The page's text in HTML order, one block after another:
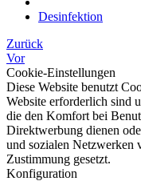
Desinfektion
Zurück
Vor
Cookie-Einstellungen
Diese Website benutzt
Website erforderlich sind
die den Komfort bei
Direktwerbung dienen
und sozialen Netzwerken
Zustimmung gesetzt.
Konfiguration